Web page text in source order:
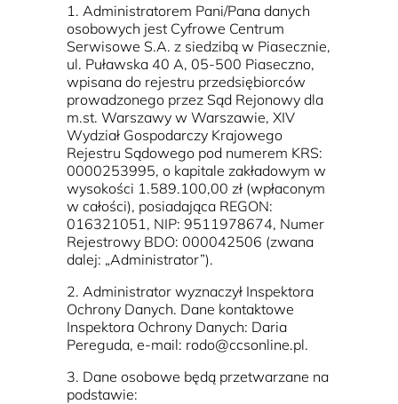
1. Administratorem Pani/Pana danych
osobowych jest Cyfrowe Centrum
Serwisowe S.A. z siedzibą w Piasecznie,
ul. Puławska 40 A, 05-500 Piaseczno,
wpisana do rejestru przedsiębiorców
prowadzonego przez Sąd Rejonowy dla
m.st. Warszawy w Warszawie, XIV
Wydział Gospodarczy Krajowego
Rejestru Sądowego pod numerem KRS:
0000253995, o kapitale zakładowym w
wysokości 1.589.100,00 zł (wpłaconym
w całości), posiadająca REGON:
016321051, NIP: 9511978674, Numer
Rejestrowy BDO: 000042506 (zwana
dalej: „Administrator”).
2. Administrator wyznaczył Inspektora
Ochrony Danych. Dane kontaktowe
Inspektora Ochrony Danych: Daria
Pereguda, e-mail: rodo@ccsonline.pl.
3. Dane osobowe będą przetwarzane na
podstawie: